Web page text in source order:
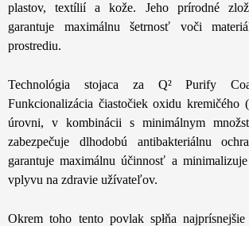
plastov, textílií a kože. Jeho prírodné
garantuje maximálnu šetrnosť voči
prostrediu.
Technológia stojaca za Q² Purify
Funkcionalizácia čiastočiek oxidu kremičého (
úrovni, v kombinácii s minimálnym
zabezpečuje dlhodobú antibakteriálnu
garantuje maximálnu účinnosť a
vplyvu na zdravie užívateľov.
Okrem toho tento povlak spłňa